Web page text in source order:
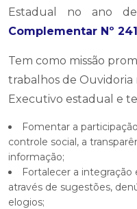
Estadual no ano
Complementar Nº
Tem como missão
trabalhos de
Executivo estadual e
Fomentar a
controle social, a
informação;
Fortalecer a
através de sugestões,
elogios;